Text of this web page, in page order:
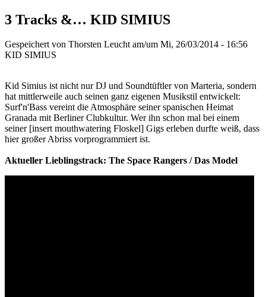
3 Tracks &… KID SIMIUS
Gespeichert von Thorsten Leuchtam/um Mi, 26/03/2014 - 16:56
KID SIMIUS
Kid Simius ist nicht nur DJ und Soundtüftler von Marteria, sondern
hat mittlerweile auch seinen ganz eigenen Musikstil entwickelt:
Surf'n'Bass vereint die Atmosphäre seiner spanischen Heimat
Granada mit Berliner Clubkultur. Wer ihn schon mal bei einem
seiner [insert mouthwatering Floskel] Gigs erleben durfte weiß, dass
hier großer Abriss vorprogrammiert ist.
Aktueller Lieblingstrack: The Space Rangers / Das Model